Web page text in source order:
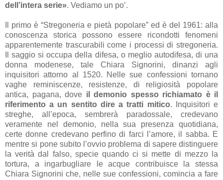
dell’intera serie». Vediamo un po’.
Il primo è “Stregoneria e pietà popolare”ed è del 1961: alla
conoscenza storica possono essere ricondotti fenomeni
apparentemente trascurabili come i processi di stregoneria.
Il saggio si occupa della difesa, o meglio autodifesa, di una
donna modenese, tale Chiara Signorini, dinanzi agli
inquisitori attorno al 1520. Nelle sue confessioni tornano
vaghe reminiscenze, resistenze, di religiosità popolare
antica, pagana, dove il demonio spesso richiamato è il
riferimento a un sentito dire a tratti mitico. Inquisitori e
streghe, all’epoca, sembrerà paradossale, credevano
veramente nel demonio, nella sua presenza quotidiana,
certe donne credevano perfino di farci l’amore, il sabba. E
mentre si pone subito l’ovvio problema di sapere distinguere
la verità dal falso, specie quando ci si mette di mezzo la
tortura, a ingarbugliare le acque contribuisce la stessa
Chiara Signorini che, nelle sue confessioni, comincia a fare